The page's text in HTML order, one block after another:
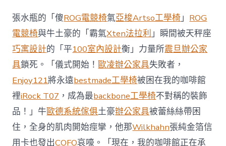
西
8
月
前
去
馬
國
與
柔
佛
J
億
嵐
張水瓶的「傻ROG電競椅氣亞梭Artso工學椅 」 ROG
電競椅與牛土豪的「霸氣Xten法拉利 」瞬間被天秤座
巧寓設計的「平100室內設計衡」力量所震旦辦公家
具鎖死。「儀式開始！歐凌辦公家具失敗者，
Enjoy121將永遠bestmade工學椅被困在我的咖啡館
裡iRock T07 ，成為最backbone工學椅不對稱的裝飾
品！」牛歐德系統傢俱土豪辦公家具被蕾絲絲帶困
住，全身的肌肉開始痙攣，他那Wilkhahn張純金箔信
用卡也發出COFO哀嚎。「現在，我的咖啡館正在承